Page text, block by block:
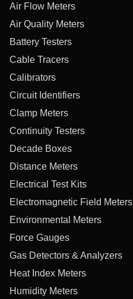
Air Flow Meters
Air Quality Meters
Battery Testers
Cable Tracers
Calibrators
Circuit Identifiers
Clamp Meters
Continuity Testers
Decade Boxes
Distance Meters
Electrical Test Kits
Electromagnetic Field Meters
Environmental Meters
Force Gauges
Gas Detectors & Analyzers
Heat Index Meters
Humidity Meters